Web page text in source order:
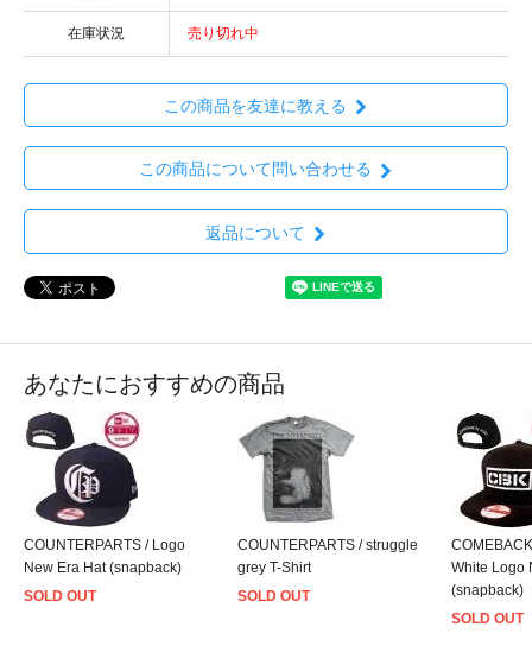
在庫状況 売り切れ中
この商品を友達に教える
この商品について問い合わせる
返品について
あなたにおすすめの商品
COUNTERPARTS / Logo
New Era Hat (snapback)
SOLD OUT
COUNTERPARTS / struggle
grey T-Shirt
SOLD OUT
White Logo
(snapback)
SOLD OUT